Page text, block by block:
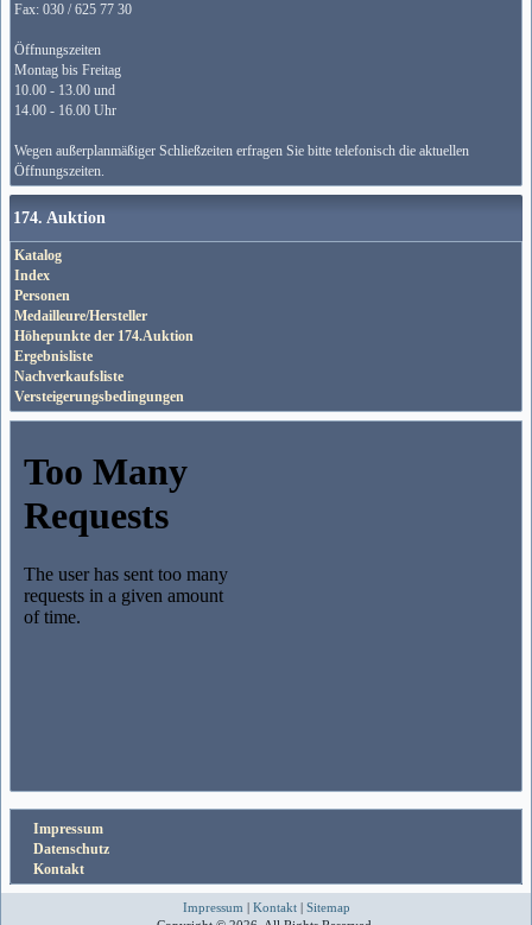
Fax: 030 / 625 77 30
Öffnungszeiten
Montag bis Freitag
10.00 - 13.00 und
14.00 - 16.00 Uhr
Wegen außerplanmäßiger Schließzeiten erfragen Sie bitte telefonisch die aktuellen
Öffnungszeiten.
174. Auktion
Katalog
Index
Personen
Medailleure/Hersteller
Höhepunkte der 174.Auktion
Ergebnisliste
Nachverkaufsliste
Versteigerungsbedingungen
Impressum
Datenschutz
Kontakt
Impressum | Kontakt| Sitemap